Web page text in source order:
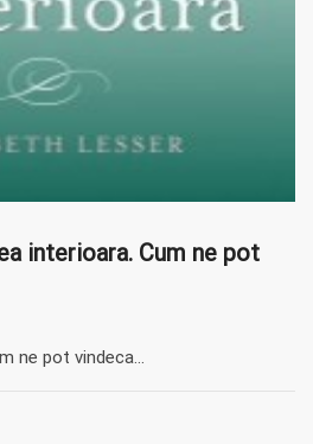
interioara. Cum ne pot
ne pot vindeca…